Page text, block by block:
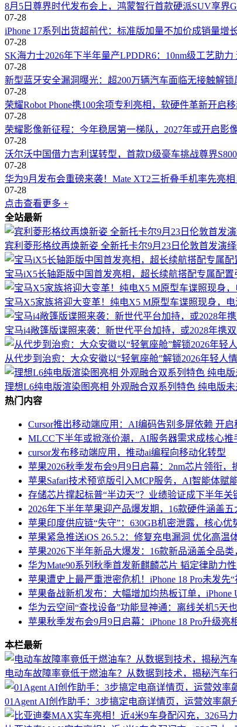
8月5日尊界时代发布会上，鸿蒙智行首款硬派SUV享界
07-28
iPhone 17系列出货超前代：标准版加量不加价成销量增
07-28
SK海力士2026年下半年量产LPDDR6：10nm级工艺助
07-28
新型蓝牙安全漏洞曝光：超200万辆汽车面临无接触解锁
07-28
荣耀Robot Phone携100余项专利亮相，软硬件革新开启
07-28
荣耀影像新征程：今年稳居第一梯队，2027年或开启影
07-28
沃尔沃中国借力吉利谋转型，首款D级豪车挑战尊界
07-28
华为9月发布会重磅来袭！Mate XT2三折叠手机率先亮
07-28
点击查看更多 +
全站最新
宾利菱形格纹再焕新姿 全新托卡尔9月23日伦敦首发演
宝马iX5长轴距版中国首发亮相，超长续航搭配专属配置
宝马X5家族将迎大变革！纯电X5 M原型车谍照现身，
宝马i4敞篷版谍照来袭：新世代平台加持，或2028年携
从代步到治愈：大众安徽以“轻氧座舱”解锁2026年轻人
理想L6纯电版渲染图亮相 外观融合双系列特色 纯电版
热门内容
Cursor推出移动端应用：AI编码告别多屏依赖 开
MLCC下半年或掀涨价潮，AI服务器需求成核心推
cursor发布移动端应用，推动ai编程向移动化转型
苹果2026秋季发布会9月9日启幕：2nm芯片领衔，
苹果Safari技术预览版引入MCP服务，AI智能体赋
存储芯片撑起标普“半边天”？业绩验证成下半年关
2026年下半年苹果迎产品爆发期，16款硬件涵盖
苹果印度供应链“失守”：630GB机密泄露，核心优
苹果紧急推送iOS 26.5.2：修复充电漏洞 优化高温
苹果2026下半年新品大爆发：16款新品涵盖全品类
华为Mate90系列秋季首发新麒麟芯片 韬定律助力
苹果遭史上最严重泄密危机！iPhone 18 Pro未发先
苹果备战新机发布：大幅增加均热板订单，iPhone
华为云空间“查找设备”功能显神通：离线关机5天
苹果秋季发布会9月9日启幕：iPhone 18 Pro升级亮
本栏最新
电动车故障率竟低于燃油车？从数据到技术，揭秘汽车
01Agent AI创作助手：3步搞定电商详情页，运营效率飙